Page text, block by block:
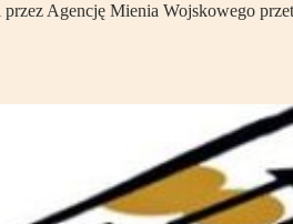
Agencję Mienia Wojskowego